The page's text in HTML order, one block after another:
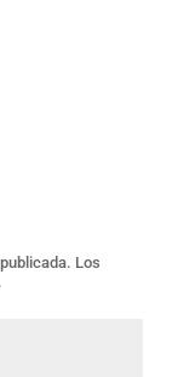
Los